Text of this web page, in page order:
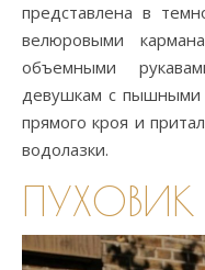
представлена в
велюровыми
объемными
девушкам с пышными
прямого кроя и
водолазки.
ПУХОВИК